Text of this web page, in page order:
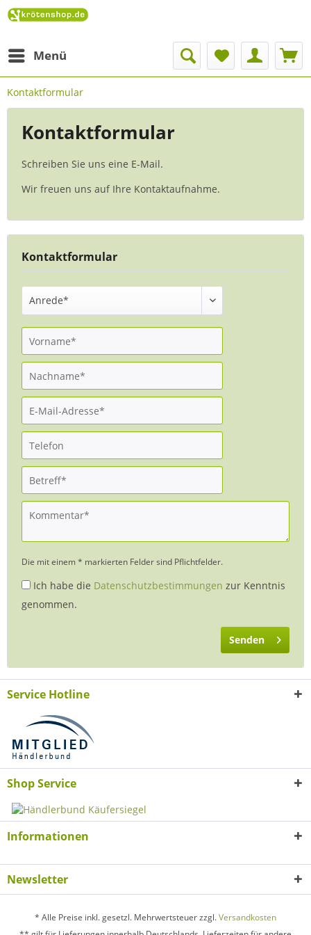
Menü
Kontaktformular
Kontaktformular
Schreiben Sie uns eine E-Mail.
Wir freuen uns auf Ihre Kontaktaufnahme.
Kontaktformular
Die mit einem * markierten Felder sind Pflichtfelder.
Ich habe die Datenschutzbestimmungen zur Kenntnis
genommen.
Senden
Service Hotline
Shop Service
Informationen
Newsletter
* Alle Preise inkl. gesetzl. Mehrwertsteuer zzgl.Versandkosten